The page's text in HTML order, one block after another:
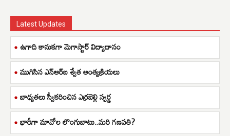
Latest Updates
ఉగాది కానుకగా మెగాస్టార్ విద్యాదానం
ముగిసిన ఎన్ఆర్ఐ శ్వేత అంత్యక్రియలు
బాధ్యతలు స్వీకరించిన ఎర్రబెల్లి స్వర్ణ
భారీగా మావోల లొంగుబాటు..మరి గణపతి?